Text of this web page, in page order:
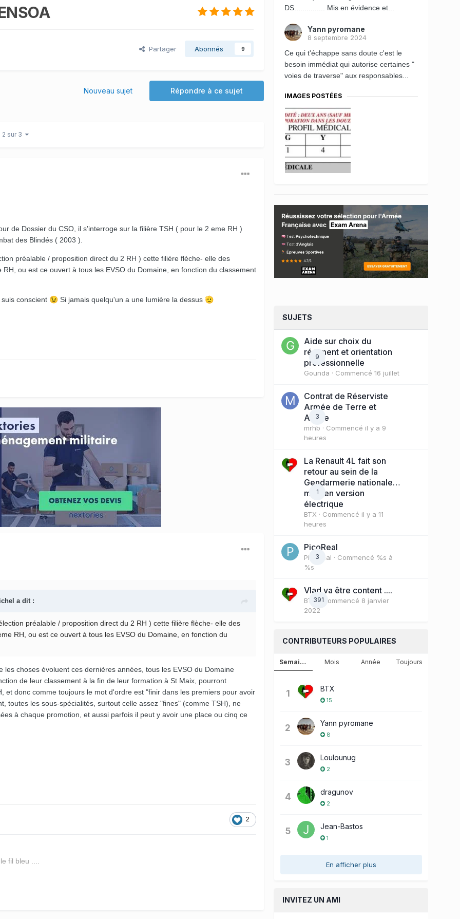
Partager Abonnés 9
Répondre à ce sujet
Nouveau sujet
2 sur 3
de Dossier du CSO, il s'interroge sur la filière TSH ( pour le 2 eme RH )
des Blindés ( 2003 ).
préalable / proposition direct du 2 RH ) cette filière flèche- elle des
RH, ou est ce ouvert à tous les EVSO du Domaine, en fonction du classement
conscient 😉 Si jamais quelqu'un a une lumière la dessus 🫡
a dit :
préalable / proposition direct du 2 RH ) cette filière flèche- elle des
RH, ou est ce ouvert à tous les EVSO du Domaine, en fonction du
les choses évoluent ces dernières années, tous les EVSO du Domaine
de leur classement à la fin de leur formation à St Maix, pourront
et donc comme toujours le mot d'ordre est "finir dans les premiers pour avoir
toutes les sous-spécialités, surtout celle assez "fines" (comme TSH), ne
à chaque promotion, et aussi parfois il peut y avoir une place ou cinq ce
2
fil bleu ....
DS............... Mis en évidence et...
Yann pyromane
8 septembre 2024
Ce qui t'échappe sans doute c'est le
besoin immédiat qui autorise certaines "
voies de traverse" aux responsables...
IMAGES POSTÉES
SUJETS
9
Aide sur choix du
régiment et orientation
professionnelle
Gounda · Commencé 16 juillet
3
Contrat de Réserviste
Armée de Terre et
Active
mrhb · Commencé il y a 9
heures
1
La Renault 4L fait son
retour au sein de la
Gendarmerie nationale…
mais en version
électrique
BTX · Commencé il y a 11
heures
3
PicoReal
PicoReal · Commencé %s à
%s
391
Vlad va être content ....
BTX· Commencé 8 janvier
2022
CONTRIBUTEURS POPULAIRES
Semaine Mois Année Toujours
1 BTX
15
2 Yann pyromane
8
3 Loulounug
2
4 dragunov
2
5 Jean-Bastos
1
En afficher plus
INVITEZ UN AMI